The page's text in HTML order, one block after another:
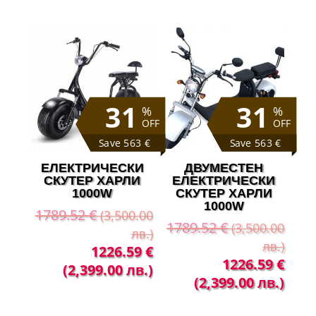
(2,399.00
608.44 €
(1,190.00
лв.).
(3,500.00
лв.).
лв.).
%
OFF
31
Save 563 €
ЕЛЕКТРИЧЕСКИ
СКУТЕР ХАРЛИ
1000W
1789.52€ (3,500.00
лв.)
price
1226.59€
(2,399.00 лв.)
Текущата
цена
%
OFF
31
Save 563 €
ДВУМЕСТЕН
ЕЛЕКТРИЧЕСКИ
СКУТЕР ХАРЛИ
1000W
1789.52€ (3,500.00
лв.)
price
1226.59€
(2,399.00 лв.)цена